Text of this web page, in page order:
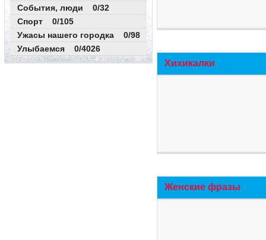
События, люди 0/32
Спорт 0/105
Ужасы нашего городка 0/98
Улыбаемся 0/4026
Хихикалки
Женские фразы